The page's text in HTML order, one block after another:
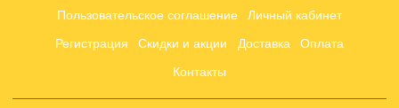
Пользовательское соглашение Личный кабинет
Регистрация Скидки и акции Доставка Оплата
Контакты